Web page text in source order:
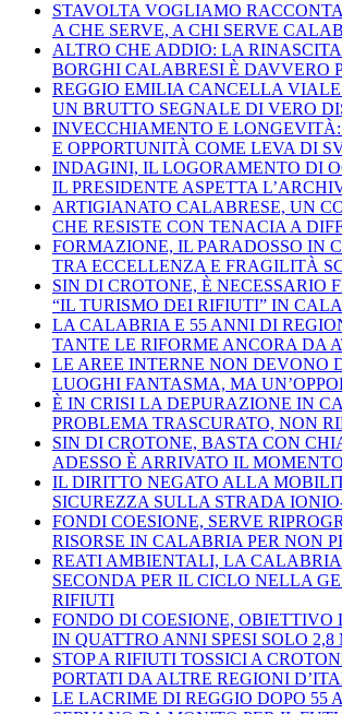
STAVOLTA VOGLIAMO
A CHE SERVE, A CHI SERVE
ALTRO CHE ADDIO: LA
BORGHI CALABRESI È DAVVERO
REGGIO EMILIA CANCELLA VIALE
UN BRUTTO SEGNALE DI VERO
INVECCHIAMENTO E
E OPPORTUNITÀ COME LEVA DI
INDAGINI, IL LOGORAMENTO DI
IL PRESIDENTE ASPETTA
ARTIGIANATO CALABRESE, UN
CHE RESISTE CON TENACIA A
FORMAZIONE, IL PARADOSSO IN
TRA ECCELLENZA E FRAGILITÀ
SIN DI CROTONE, È NECESSARIO
“IL TURISMO DEI RIFIUTI” IN
LA CALABRIA E 55 ANNI DI
TANTE LE RIFORME ANCORA DA
LE AREE INTERNE NON DEVONO
LUOGHI FANTASMA, MA
È IN CRISI LA DEPURAZIONE IN
PROBLEMA TRASCURATO, NON
SIN DI CROTONE, BASTA CON
ADESSO È ARRIVATO IL
IL DIRITTO NEGATO ALLA
SICUREZZA SULLA STRADA
FONDI COESIONE, SERVE
RISORSE IN CALABRIA PER NON
REATI AMBIENTALI, LA CALABRIA
SECONDA PER IL CICLO NELLA
RIFIUTI
FONDO DI COESIONE, OBIETTIVO
IN QUATTRO ANNI SPESI SOLO
STOP A RIFIUTI TOSSICI A
PORTATI DA ALTRE REGIONI
LE LACRIME DI REGGIO DOPO 55